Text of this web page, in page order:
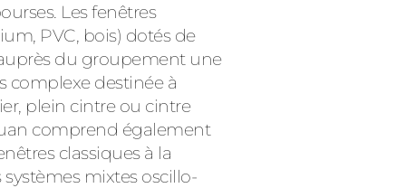
Les fenêtres
PVC, bois) dotés de
du groupement une
complexe destinée à
plein cintre ou cintre
comprend également
classiques à la
mixtes oscillo-